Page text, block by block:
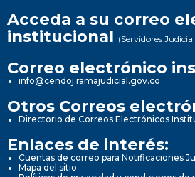
Acceda a su correo
institucional (Servidores
Correo electrónico
info@cendoj.ramajudicial.gov.co
Otros Correos
Directorio de Correos Electrónicos
Enlaces de interés:
Cuentas de correo para Notificaciones
Mapa del sitio